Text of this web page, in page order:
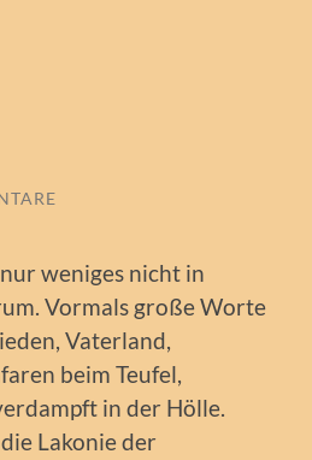
weniges nicht in
Vormals große Worte
Vaterland,
beim Teufel,
in der Hölle.
Lakonie der